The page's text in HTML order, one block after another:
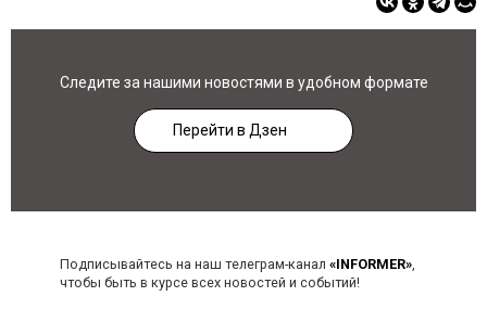
Следите за нашими новостями в удобном формате
Перейти в Дзен
Подписывайтесь на наш телеграм-канал «INFORMER»,
чтобы быть в курсе всех новостей и событий!